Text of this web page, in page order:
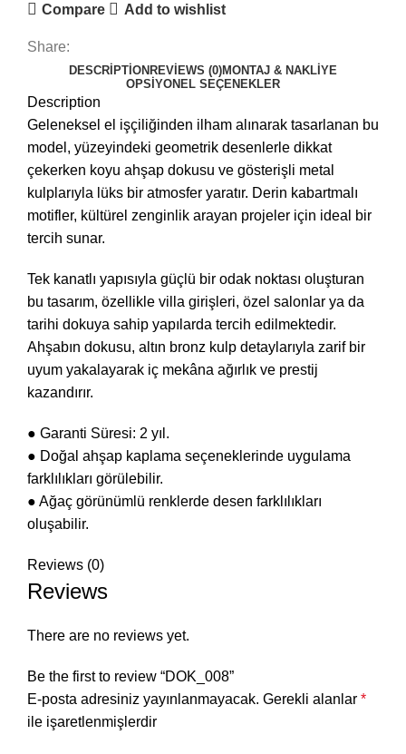
Compare Add to wishlist
Share:
DESCRIPTION REVIEWS (0)MONTAJ & NAKLIYE
OPSIYONEL SEÇENEKLER
Description
Geleneksel el işçiliğinden ilham alınarak tasarlanan bu
model, yüzeyindeki geometrik desenlerle dikkat
çekerken koyu ahşap dokusu ve gösterişli metal
kulplarıyla lüks bir atmosfer yaratır. Derin kabartmalı
motifler, kültürel zenginlik arayan projeler için ideal bir
tercih sunar.
Tek kanatlı yapısıyla güçlü bir odak noktası oluşturan
bu tasarım, özellikle villa girişleri, özel salonlar ya da
tarihi dokuya sahip yapılarda tercih edilmektedir.
Ahşabın dokusu, altın bronz kulp detaylarıyla zarif bir
uyum yakalayarak iç mekâna ağırlık ve prestij
kazandırır.
● Garanti Süresi: 2 yıl.
● Doğal ahşap kaplama seçeneklerinde uygulama
farklılıkları görülebilir.
● Ağaç görünümlü renklerde desen farklılıkları
oluşabilir.
Reviews (0)
Reviews
There are no reviews yet.
Be the first to review “DOK_008”
E-posta adresiniz yayınlanmayacak. Gerekli alanlar *
ile işaretlenmişlerdir